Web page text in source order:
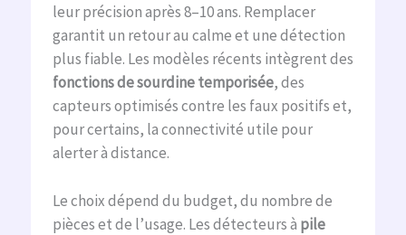
leur précision après 8–10 ans. Remplacer
garantit un retour au calme et une détection
plus fiable. Les modèles récents intègrent des
fonctions de sourdine temporisée, des
capteurs optimisés contre les faux positifs et,
pour certains, la connectivité utile pour
alerter à distance.
Le choix dépend du budget, du nombre de
pièces et de l’usage. Les détecteurs à pile